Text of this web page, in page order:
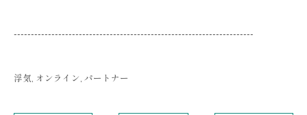
----------------------------------------------------------------------
浮気 オンライン パートナー